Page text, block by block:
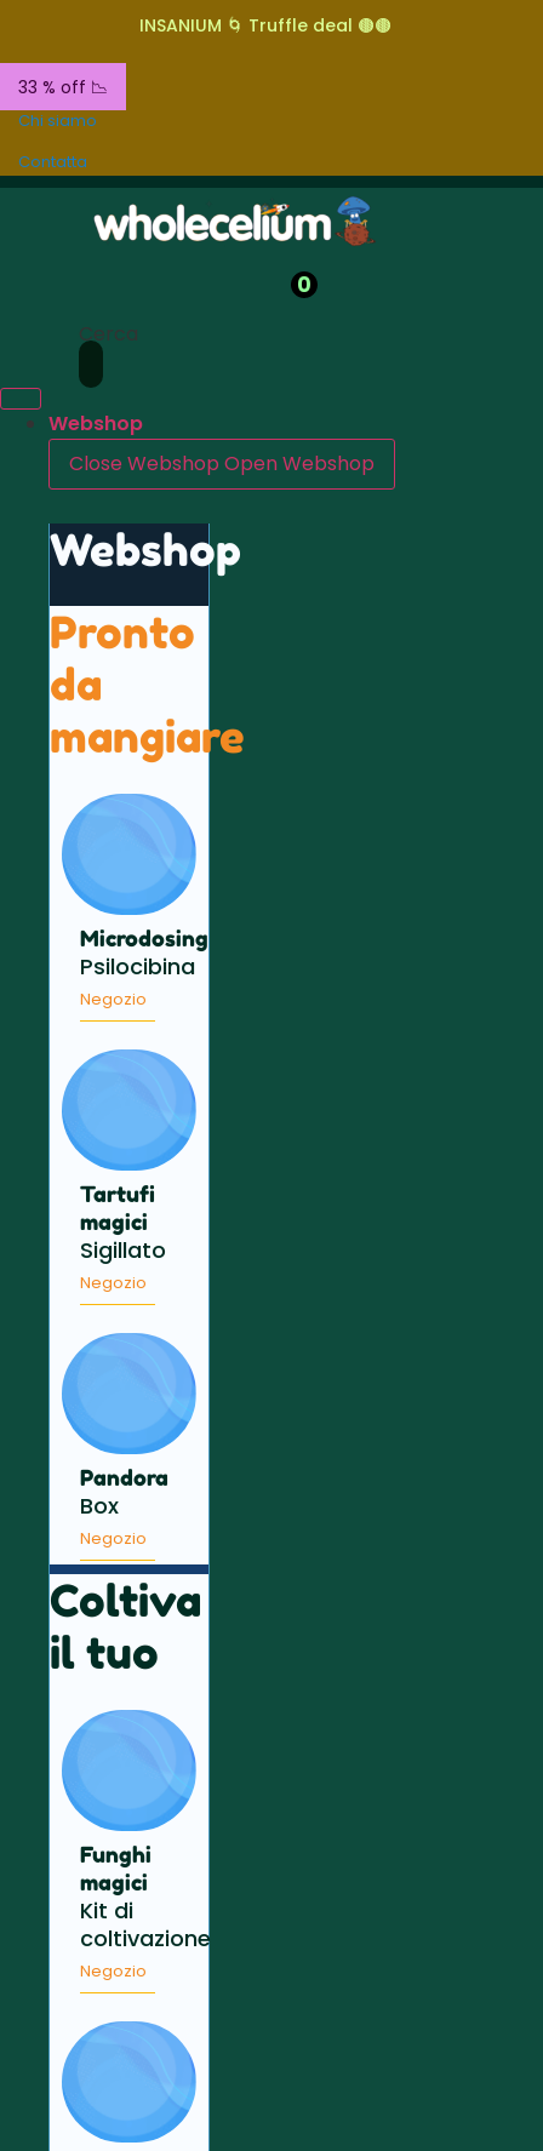
INSANIUM 🌀 Truffle deal 🟤🟤
33 % off 📉
Chi siamo
Contatta
0
Cerca
Webshop
Close Webshop Open Webshop
Webshop
Pronto
da
mangiare
Microdosing
Psilocibina
Negozio
Tartufi
magici
Sigillato
Negozio
Pandora
Box
Negozio
Coltiva
il tuo
Funghi
magici
Kit di
coltivazione
Negozio